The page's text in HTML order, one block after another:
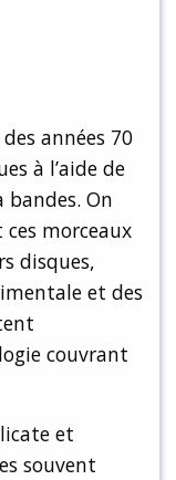
années 70
à l’aide de
On
morceaux
disques,
et des
couvrant
et
souvent